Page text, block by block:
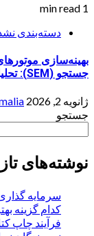
1 min read
دسته‌بندی
جستجو (SEM): تحلیل تطبیقی و کاربردها
ژانویه 2, 2026
جستجو
نوشته‌های
سرمایه
کدام گزینه
فرآیند چاپ